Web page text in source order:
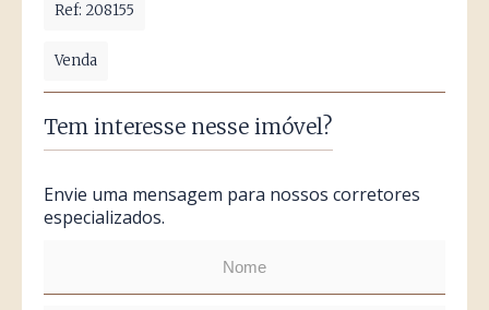
Ref: 208155
Venda
Tem interesse nesse imóvel?
Envie uma mensagem para nossos corretores
especializados.